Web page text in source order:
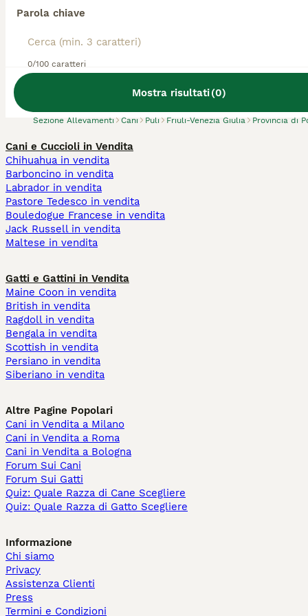
Parola chiave
0/100 caratteri
Mostra risultati(0)
Sezione Allevamenti Cani Puli Friuli-Venezia Giulia Provincia di
Cani e Cuccioli in Vendita
Chihuahua in vendita
Barboncino in vendita
Labrador in vendita
Pastore Tedesco in vendita
Bouledogue Francese in vendita
Jack Russell in vendita
Maltese in vendita
Gatti e Gattini in Vendita
Maine Coon in vendita
British in vendita
Ragdoll in vendita
Bengala in vendita
Scottish in vendita
Persiano in vendita
Siberiano in vendita
Altre Pagine Popolari
Cani in Vendita a Milano
Cani in Vendita a Roma
Cani in Vendita a Bologna
Forum Sui Cani
Forum Sui Gatti
Quiz: Quale Razza di Cane Scegliere
Quiz: Quale Razza di Gatto Scegliere
Informazione
Chi siamo
Privacy
Assistenza Clienti
Press
Termini e Condizioni